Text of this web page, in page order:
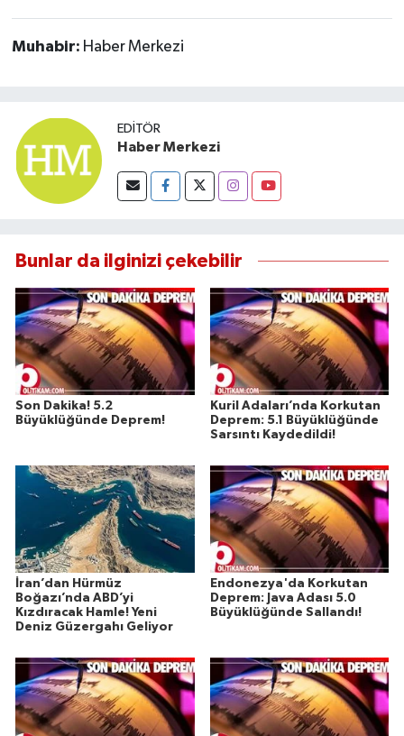
Muhabir: Haber Merkezi
EDITÖR
Haber Merkezi
Bunlar da ilginizi çekebilir
Son Dakika! 5.2
Büyüklüğünde Deprem!
Kuril Adaları’nda Korkutan
Deprem: 5.1 Büyüklüğünde
Sarsıntı Kaydedildi!
İran’dan Hürmüz
Boğazı’nda ABD’yi
Kızdıracak Hamle! Yeni
Deniz Güzergahı Geliyor
Endonezya'da Korkutan
Deprem: Java Adası 5.0
Büyüklüğünde Sallandı!
TÜRKİYE
VİZYONDAKİLER